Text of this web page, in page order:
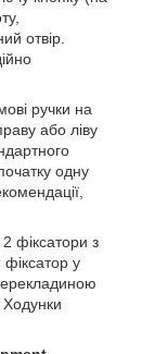
отвір.
ручки на
або ліву
одну
2 фіксатори з
у
Ходунки